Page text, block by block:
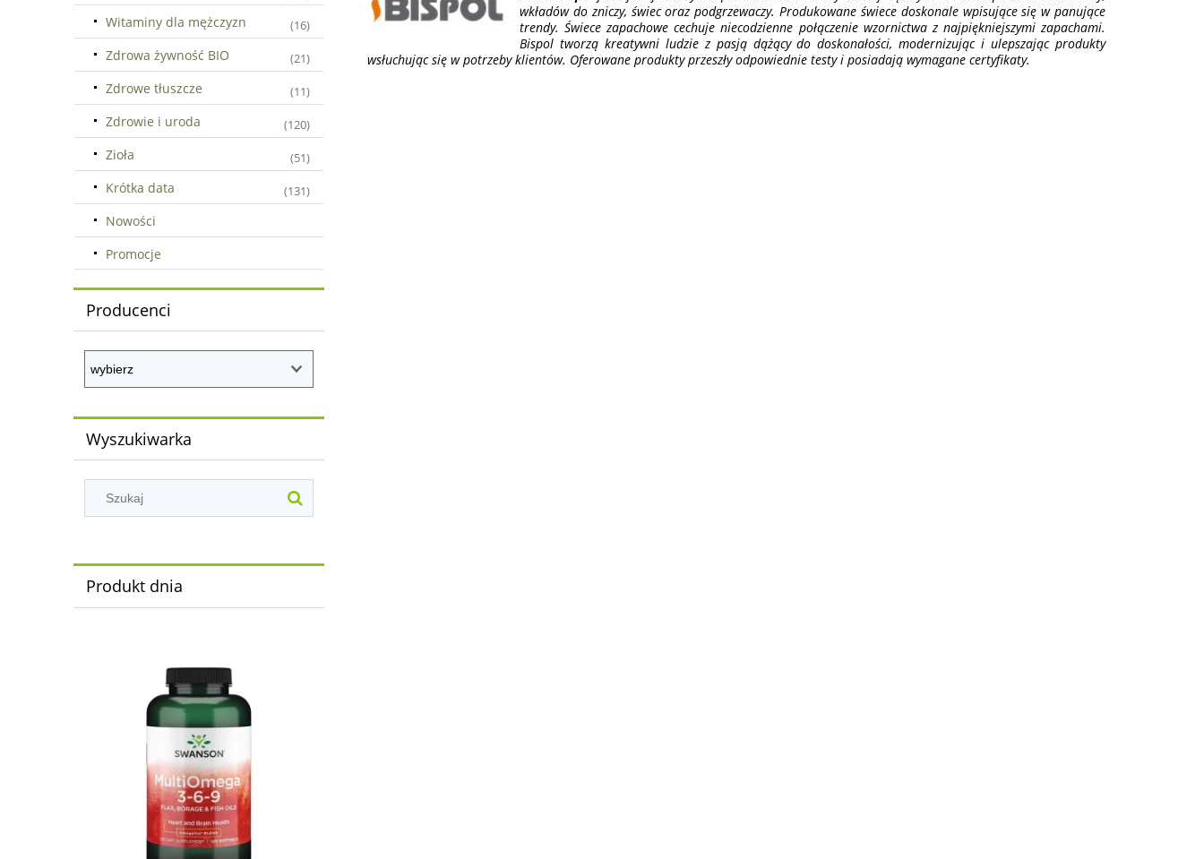
Witaminy dla mężczyzn (16)
Zdrowa żywność BIO (21)
Zdrowe tłuszcze (11)
Zdrowie i uroda (120)
Zioła (51)
Krótka data (131)
Nowości
Promocje
Producenci
Wyszukiwarka
Produkt dnia
wkładów do zniczy, świec oraz podgrzewaczy. Produkowane świece doskonale wpisujące się w panujące
trendy. Świece zapachowe cechuje niecodzienne połączenie wzornictwa z najpiękniejszymi zapachami.
Bispol tworzą kreatywni ludzie z pasją dążący do doskonałości, modernizując i ulepszając produkty
wsłuchując się w potrzeby klientów. Oferowane produkty przeszły odpowiednie testy i posiadają wymagane certyfikaty.